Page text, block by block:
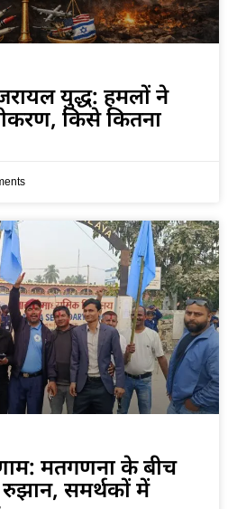
युद्ध: हमलों ने
किसे कितना
मतगणना के बीच
रुझान, समर्थकों में